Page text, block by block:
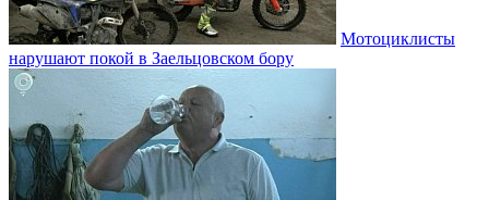
Мотоциклисты
нарушают покой в Заельцовском бору